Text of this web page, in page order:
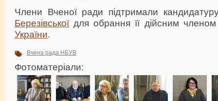
Члени Вченої ради підтримали
Березівської для обрання її дійсним
України.
Вчена рада НБУВ
Фотоматеріали: